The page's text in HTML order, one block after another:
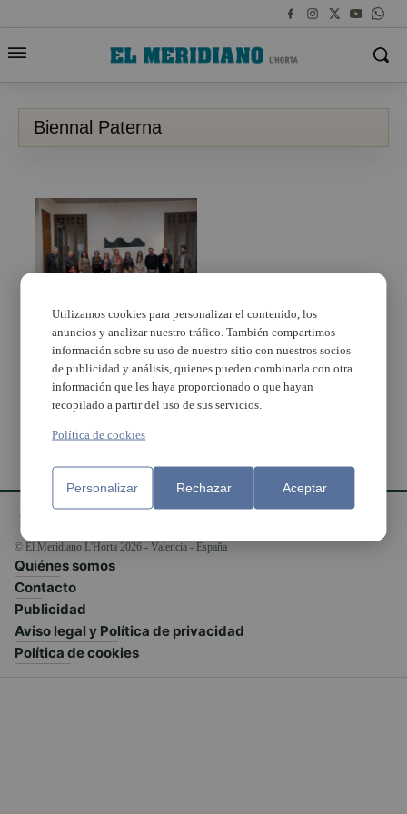
Biennal Paterna
Paterna celebra la
XXVIII edición de la
Bienal de Pintura
© El Meridiano L'Horta 2026 - Valencia - España
Quiénes somos
Contacto
Publicidad
Aviso legal y Política de privacidad
Política de cookies
Utilizamos cookies para personalizar el contenido, los
anuncios y analizar nuestro tráfico. También compartimos
información sobre su uso de nuestro sitio con nuestros socios
de publicidad y análisis, quienes pueden combinarla con otra
información que les haya proporcionado o que hayan
recopilado a partir del uso de sus servicios.
Política de cookies
Personalizar Rechazar Aceptar